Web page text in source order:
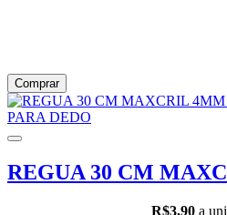
Comprar
REGUA 30 CM
R$3,90a